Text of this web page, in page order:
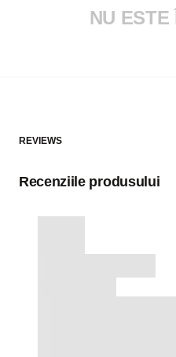
NU
REVIEWS
Recenziile produsului